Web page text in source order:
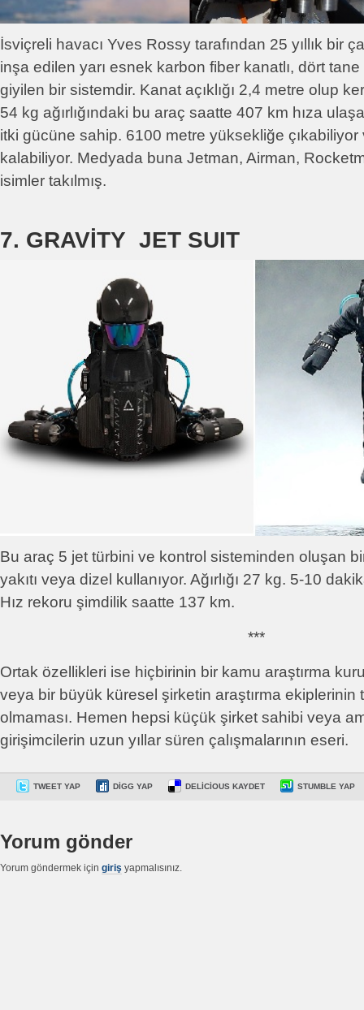
İsviçreli havacı Yves Rossy tarafından 25 yıllık bir
inşa edilen yarı esnek karbon fiber kanatlı, dört
giyilen bir sistemdir. Kanat açıklığı 2,4 metre olup
54 kg ağırlığındaki bu araç saatte 407 km hıza
itki gücüne sahip. 6100 metre yüksekliğe
kalabiliyor. Medyada buna Jetman, Airman,
isimler takılmış.
7. GRAVİTY JET SUIT
Bu araç 5 jet türbini ve kontrol sisteminden oluşan
yakıtı veya dizel kullanıyor. Ağırlığı 27 kg. 5-10
Hız rekoru şimdilik saatte 137 km.
***
Ortak özellikleri ise hiçbirinin bir kamu araştırma
veya bir büyük küresel şirketin araştırma ekiplerinin
olmaması. Hemen hepsi küçük şirket sahibi veya
girişimcilerin uzun yıllar süren çalışmalarının eseri.
TWEET YAP DIGG YAP DELICIOUS KAYDET STUMBLE YAP
Yorum gönder
Yorum göndermek için giriş yapmalısınız.